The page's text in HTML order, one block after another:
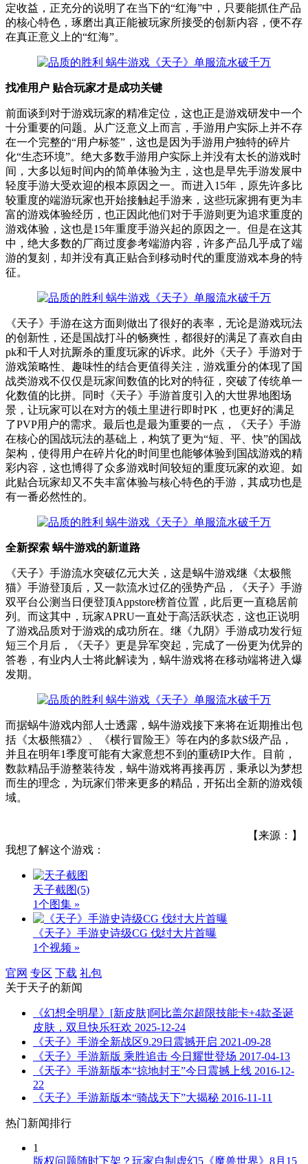
定收益，正充分的说明了在当下的“红海”中，只要能抓住产品
的核心特色，琢磨出真正能被玩家所接受的创新内容，便不存
在真正意义上的“红海”。
找准用户 贴合玩家才是成功关键
前面谈到对于游戏玩家的精准定位，这也正是游戏研发中一个
十分重要的问题。从广泛意义上而言，手游用户实际上并不存
在一个完整的“用户标签”，这也是因为手游用户独特的碎片
化“生态环境”。绝大多数手游用户实际上并没有太长的游戏时
间，大多以短时间内的简单体验为主，这也是早先手游发展中
轻度手游大受欢迎的根本原因之一。而进入15年，原先许多比
较重度的端游玩家也开始接触起手游来，这些玩家拥有更为丰
富的游戏体验经历，也正因此他们对于手游则更为追求重度的
游戏体验，这也是15年重度手游兴起的原因之一。但是在这其
中，绝大多数的厂商过度参考端游内容，许多产品几乎成了端
游的复刻，却并没有真正贴合到移动时代的重度游戏本身的特
征。
《天子》手游在这方面则做出了很好的表率，无论是游戏玩法
的创新性，还是国战打斗的畅爽性，都很好的满足了喜欢自由
pk和千人对抗厮杀的重度玩家的诉求。此外《天子》手游对于
游戏策略性、趣味性的结合更值得关注，游戏重分的体现了国
战类游戏不仅仅是玩家间数值的比对的特征，突破了传统单一
化数值的比拼。同时《天子》手游首度引入的大世界地图场
景，让玩家可以在对方的领土里进行即时PK，也更好的满足
了PVP用户的需求。最后也是最为重要的一点，《天子》手游
在核心的国战玩法的基础上，构筑了更为“短、平、快”的国战
架构，使得用户在碎片化的时间里也能够体验到国战游戏的精
彩内容，这也博得了众多游戏时间较短的重度玩家的欢迎。如
此贴合玩家却又不失丰富体验与核心特色的手游，其成功也是
有一番必然性的。
全新探索 蜗牛游戏的新道路
《天子》手游流水突破亿元大关，这是蜗牛游戏继《太极熊
猫》手游登顶后，又一款流水过亿的强势产品，《天子》手游
双平台公测当日便登顶Appstore榜首位置，此后更一直稳居前
列。而这其中，玩家APRU一直处于高活跃状态，这也正说明
了游戏品质对于游戏的成功所在。继《九阴》手游成功发行短
短三个月后，《天子》更是异军突起，完成了一份更为优异的
答卷，有业内人士将此解读为，蜗牛游戏将在移动端将进入爆
发期。
而据蜗牛游戏内部人士透露，蜗牛游戏接下来将在近期推出包
括《太极熊猫2》、《横行冒险王》等在内的多款S级产品，
并且在明年1季度可能有大家意想不到的重磅IP大作。目前，
数款精品手游整装待发，蜗牛游戏将再接再厉，秉承以为梦想
而生的理念，为玩家们带来更多的精品，开拓出全新的游戏领
域。
【来源：】
我想了解这个游戏：
天子截图(5)
1个图集 »
《天子》手游史诗级CG 伐纣大片首曝
1个视频 »
官网 专区 下载 礼包
关于天子的新闻
《幻想全明星》[新皮肤]阿比盖尔超限技能卡+4款圣诞
皮肤，双旦快乐狂欢 2025-12-24
《天子》手游全新战区9.29日震撼开启 2021-09-28
《天子》手游新版 乘胜追击 今日耀世登场 2017-04-13
《天子》手游新版本“掠地封王”今日震撼上线 2016-12-
22
《天子》手游新版本“骑战天下”大揭秘 2016-11-11
热门新闻排行
1
版权问题随时下架？玩家自制虚幻5《魔兽世界》8月15